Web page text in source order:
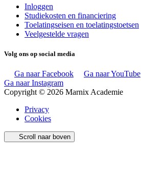
Inloggen
Studiekosten en financiering
Toelatingseisen en toelatingstoetsen
Veelgestelde vragen
Volg ons op social media
Ga naar Facebook Ga naar YouTube
Ga naar Instagram
Copyright © 2026 Marnix Academie
Privacy
Cookies
Scroll naar boven